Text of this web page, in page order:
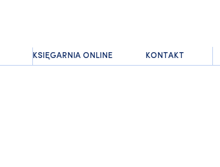
KSIĘGARNIA ONLINE KONTAKT